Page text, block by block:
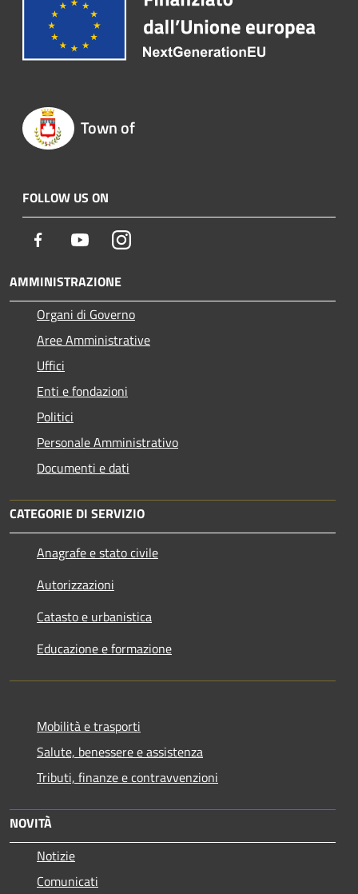
Town of
FOLLOW US ON
Facebook YoutubeInstagram
AMMINISTRAZIONE
Organi di Governo
Aree Amministrative
Uffici
Enti e fondazioni
Politici
Personale Amministrativo
Documenti e dati
CATEGORIE DI SERVIZIO
Anagrafe e stato civile
Autorizzazioni
Catasto e urbanistica
Educazione e formazione
Mobilità e trasporti
Salute, benessere e assistenza
Tributi, finanze e contravvenzioni
NOVITÀ
Notizie
Comunicati